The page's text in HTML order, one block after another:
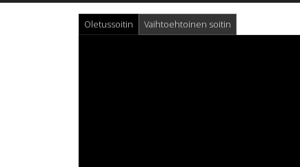
Oletussoitin Vaihtoehtoinen soitin